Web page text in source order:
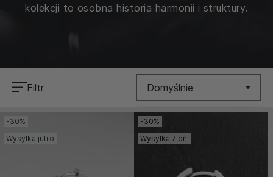
kolekcji to osobna historia harmonii i struktury.
Filtr Domyślnie
Nowość
-30%
Wysyłka jutro
-30%
Wysyłka 7 dni